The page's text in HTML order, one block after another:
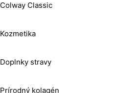
Colway Classic
Kozmetika
Doplnky stravy
Prírodný kolagén